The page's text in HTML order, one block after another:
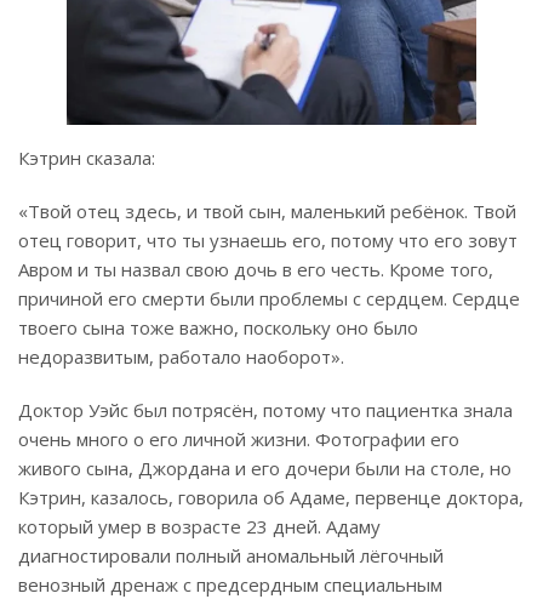
Кэтрин сказала:
«Твой отец здесь, и твой сын, маленький ребёнок. Твой
отец говорит, что ты узнаешь его, потому что его зовут
Авром и ты назвал свою дочь в его честь. Кроме того,
причиной его смерти были проблемы с сердцем. Сердце
твоего сына тоже важно, поскольку оно было
недоразвитым, работало наоборот».
Доктор Уэйс был потрясён, потому что пациентка знала
очень много о его личной жизни. Фотографии его
живого сына, Джордана и его дочери были на столе, но
Кэтрин, казалось, говорила об Адаме, первенце доктора,
который умер в возрасте 23 дней. Адаму
диагностировали полный аномальный лёгочный
венозный дренаж с предсердным специальным